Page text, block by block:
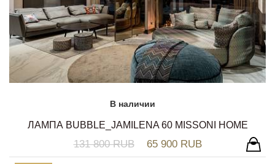
В наличии
ЛАМПА BUBBLE_JAMILENA 60 MISSONI HOME
131 800 RUB 65 900 RUB